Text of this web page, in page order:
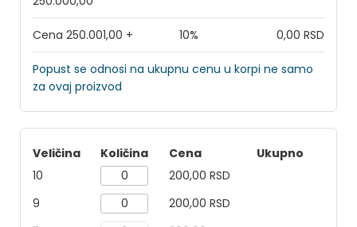
Cena 250.001,00 + 10% 0,00 RSD
Popust se odnosi na ukupnu cenu u korpi ne samo
za ovaj proizvod
Veličina Količina Cena
Ukupno
10
200,00 RSD
9
200,00 RSD